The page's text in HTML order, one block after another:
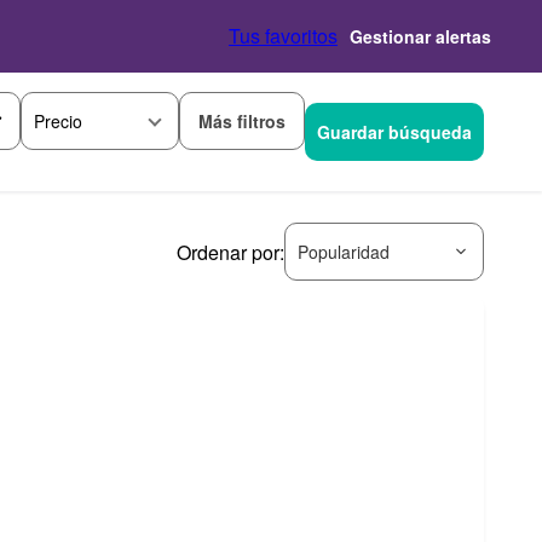
Tus favoritos Gestionar alertas
Precio Más filtros Guardar búsqueda
Ordenar por: Popularidad